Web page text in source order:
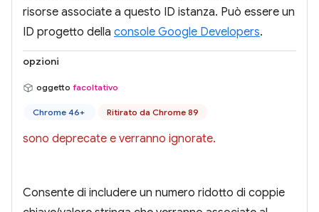
risorse associate a questo ID istanza. Può essere un
ID progetto della console Google Developers.
opzioni
oggetto facoltativo
Chrome 46+ Ritirato da Chrome 89
sono deprecate e verranno ignorate.
Consente di includere un numero ridotto di coppie